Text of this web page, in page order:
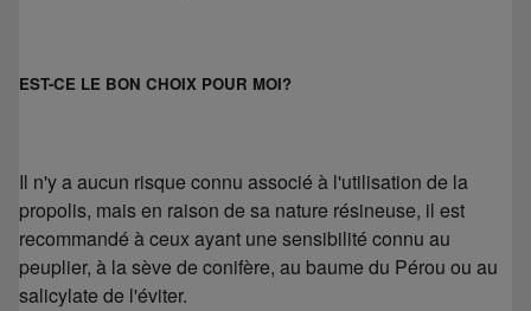
EST-CE LE BON CHOIX POUR MOI?
Il n'y a aucun risque connu associé à l'utilisation de la
propolis, mais en raison de sa nature résineuse, il est
recommandé à ceux ayant une sensibilité connu au
peuplier, à la sève de conifère, au baume du Pérou ou au
salicylate de l'éviter.